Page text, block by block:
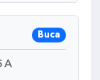
Buca
A